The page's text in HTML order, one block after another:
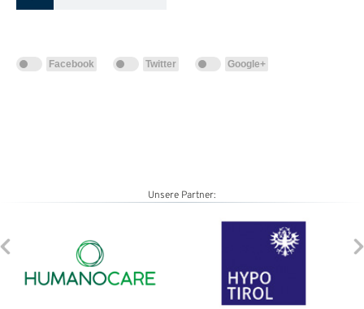
Facebook Twitter Google+
Unsere Partner: